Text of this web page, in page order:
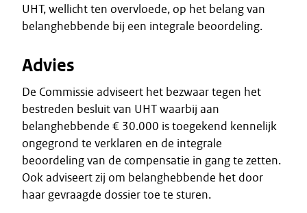
UHT, wellicht ten overvloede, op het belang van
belanghebbende bij een integrale beoordeling.
Advies
De Commissie adviseert het bezwaar tegen het
bestreden besluit van UHT waarbij aan
belanghebbende € 30.000 is toegekend kennelijk
ongegrond te verklaren en de integrale
beoordeling van de compensatie in gang te zetten.
Ook adviseert zij om belanghebbende het door
haar gevraagde dossier toe te sturen.